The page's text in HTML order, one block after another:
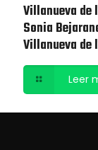
Villanueva de
Sonia
Villanueva de
Leer